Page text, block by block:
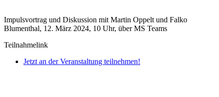
Impulsvortrag und Diskussion mit Martin Oppelt und Falko
Blumenthal, 12. März 2024, 10 Uhr, über MS Teams
Teilnahmelink
Jetzt an der Veranstaltung teilnehmen!